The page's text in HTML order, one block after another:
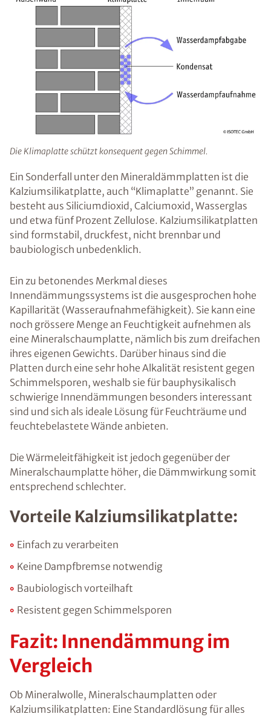
Die Klimaplatte schützt konsequent gegen Schimmel.
Ein Sonderfall unter den Mineraldämmplatten ist die
Kalziumsilikatplatte, auch “Klimaplatte” genannt. Sie
besteht aus Siliciumdioxid, Calciumoxid, Wasserglas
und etwa fünf Prozent Zellulose. Kalziumsilikatplatten
sind formstabil, druckfest, nicht brennbar und
baubiologisch unbedenklich.
Ein zu betonendes Merkmal dieses
Innendämmungssystems ist die ausgesprochen hohe
Kapillarität (Wasseraufnahmefähigkeit). Sie kann eine
noch grössere Menge an Feuchtigkeit aufnehmen als
eine Mineralschaumplatte, nämlich bis zum dreifachen
ihres eigenen Gewichts. Darüber hinaus sind die
Platten durch eine sehr hohe Alkalität resistent gegen
Schimmelsporen, weshalb sie für bauphysikalisch
schwierige Innendämmungen besonders interessant
sind und sich als ideale Lösung für Feuchträume und
feuchtebelastete Wände anbieten.
Die Wärmeleitfähigkeit ist jedoch gegenüber der
Mineralschaumplatte höher, die Dämmwirkung somit
entsprechend schlechter.
Vorteile Kalziumsilikatplatte:
Einfach zu verarbeiten
Keine Dampfbremse notwendig
Baubiologisch vorteilhaft
Resistent gegen Schimmelsporen
Fazit: Innendämmung im
Vergleich
Ob Mineralwolle, Mineralschaumplatten oder
Kalziumsilikatplatten: Eine Standardlösung für alles